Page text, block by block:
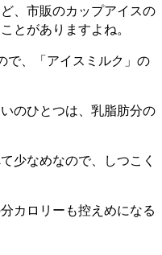
、市販のカップアイスの
とがありますよね。
で、「アイスミルク」の
のひとつは、乳脂肪分の
少なめなので、しつこく
カロリーも控えめになる